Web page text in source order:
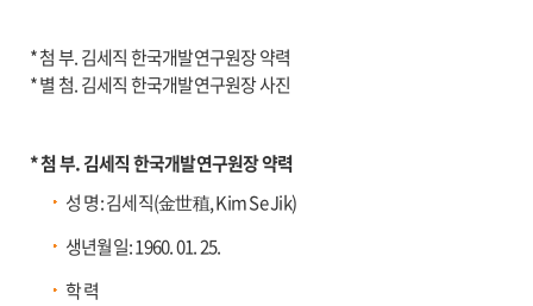
* 첨 부. 김세직 한국개발연구원장 약력
* 별 첨. 김세직 한국개발연구원장 사진
* 첨 부. 김세직 한국개발연구원장 약력
성 명: 김세직(金世稙, Kim Se Jik)
생년월일: 1960. 01. 25.
학 력